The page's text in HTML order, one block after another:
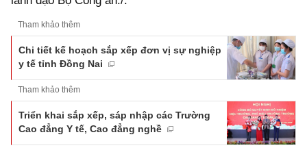
Tham khảo thêm
Chi tiết kế hoạch sắp xếp đơn vị sự nghiệp
y tế tỉnh Đồng Nai
Tham khảo thêm
Triển khai sắp xếp, sáp nhập các Trường
Cao đẳng Y tế, Cao đẳng nghề